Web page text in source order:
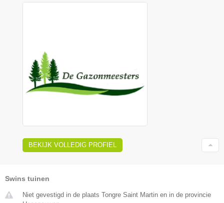
BEKIJK VOLLEDIG PROFIEL
Swins tuinen
Niet gevestigd in de plaats Tongre Saint Martin en in de provincie